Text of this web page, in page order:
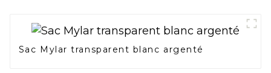
Sac Mylar transparent blanc argenté